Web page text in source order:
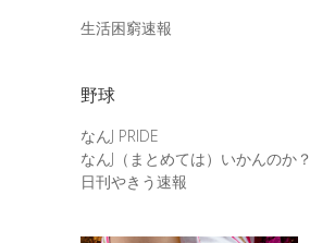
生活困窮速報
野球
なんJ PRIDE
なんJ（まとめては）いかんのか？
日刊やきう速報